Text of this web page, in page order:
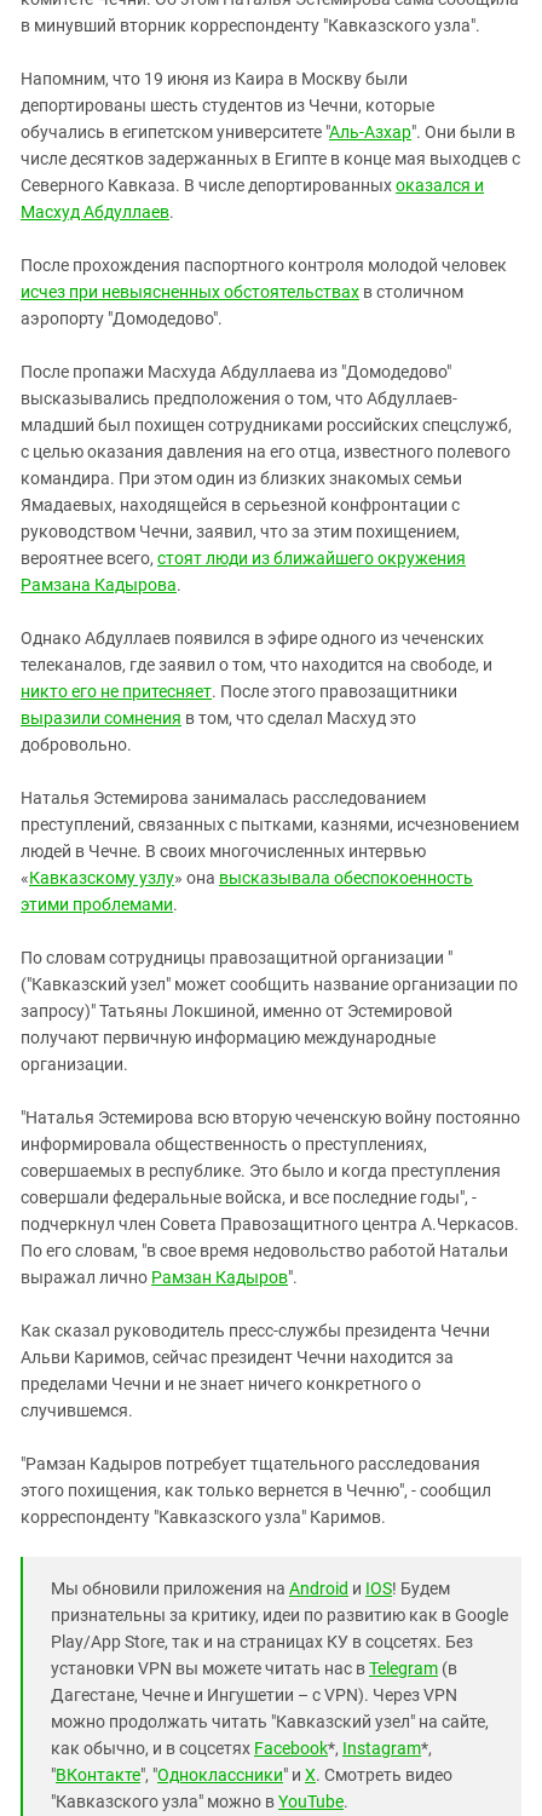
в минувший вторник корреспонденту "Кавказского узла".
Напомним, что 19 июня из Каира в Москву были
депортированы шесть студентов из Чечни, которые
обучались в египетском университете "Аль-Азхар". Они были в
числе десятков задержанных в Египте в конце мая выходцев с
Северного Кавказа. В числе депортированныхоказался и
Масхуд Абдуллаев.
После прохождения паспортного контроля молодой человек
исчез при невыясненных обстоятельствах в столичном
аэропорту "Домодедово".
После пропажи Масхуда Абдуллаева из "Домодедово"
высказывались предположения о том, что Абдуллаев-
младший был похищен сотрудниками российских спецслужб,
с целью оказания давления на его отца, известного полевого
командира. При этом один из близких знакомых семьи
Ямадаевых, находящейся в серьезной конфронтации с
руководством Чечни, заявил, что за этим похищением,
вероятнее всего, стоят люди из ближайшего окружения
Рамзана Кадырова.
Однако Абдуллаев появился в эфире одного из чеченских
телеканалов, где заявил о том, что находится на свободе, и
никто его не притесняет. После этого правозащитники
выразили сомнения в том, что сделал Масхуд это
добровольно.
Наталья Эстемирова занималась расследованием
преступлений, связанных с пытками, казнями, исчезновением
людей в Чечне. В своих многочисленных интервью
«Кавказскому узлу» она высказывала обеспокоенность
этими проблемами.
По словам сотрудницы правозащитной организации "
("Кавказский узел" может сообщить название организации по
запросу)" Татьяны Локшиной, именно от Эстемировой
получают первичную информацию международные
организации.
"Наталья Эстемирова всю вторую чеченскую войну постоянно
информировала общественность о преступлениях,
совершаемых в республике. Это было и когда преступления
совершали федеральные войска, и все последние годы", -
подчеркнул член Совета Правозащитного центра А.Черкасов.
По его словам, "в свое время недовольство работой Натальи
выражал лично Рамзан Кадыров".
Как сказал руководитель пресс-службы президента Чечни
Альви Каримов, сейчас президент Чечни находится за
пределами Чечни и не знает ничего конкретного о
случившемся.
"Рамзан Кадыров потребует тщательного расследования
этого похищения, как только вернется в Чечню", - сообщил
корреспонденту "Кавказского узла" Каримов.
Мы обновили приложения на Android и IOS! Будем
признательны за критику, идеи по развитию как в Google
Play/App Store, так и на страницах КУ в соцсетях. Без
установки VPN вы можете читать нас вTelegram (в
Дагестане, Чечне и Ингушетии – с VPN). Через VPN
можно продолжать читать "Кавказский узел" на сайте,
как обычно, и в соцсетях Facebook*, Instagram*,
"ВКонтакте", "Одноклассники" и X. Смотреть видео
"Кавказского узла" можно вYouTube.